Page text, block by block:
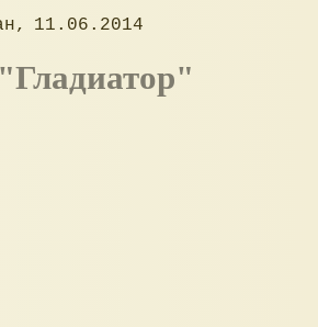
11.06.2014